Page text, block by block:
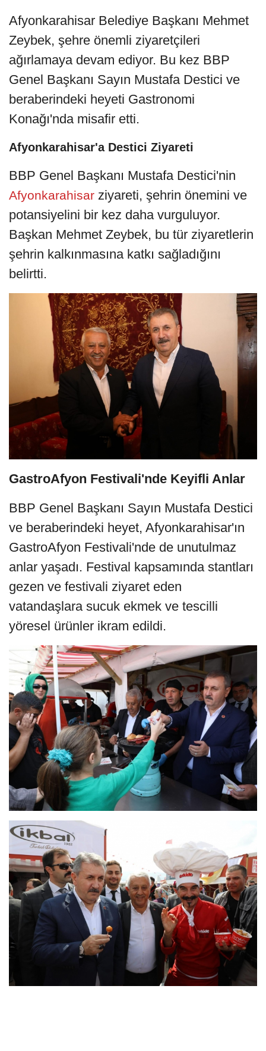
Afyonkarahisar Belediye Başkanı Mehmet
Zeybek, şehre önemli ziyaretçileri
ağırlamaya devam ediyor. Bu kez BBP
Genel Başkanı Sayın Mustafa Destici ve
beraberindeki heyeti Gastronomi
Konağı'nda misafir etti.
Afyonkarahisar'a Destici Ziyareti
BBP Genel Başkanı Mustafa Destici'nin
Afyonkarahisar ziyareti, şehrin önemini ve
potansiyelini bir kez daha vurguluyor.
Başkan Mehmet Zeybek, bu tür ziyaretlerin
şehrin kalkınmasına katkı sağladığını
belirtti.
GastroAfyon Festivali'nde Keyifli Anlar
BBP Genel Başkanı Sayın Mustafa Destici
ve beraberindeki heyet, Afyonkarahisar'ın
GastroAfyon Festivali'nde de unutulmaz
anlar yaşadı. Festival kapsamında stantları
gezen ve festivali ziyaret eden
vatandaşlara sucuk ekmek ve tescilli
yöresel ürünler ikram edildi.